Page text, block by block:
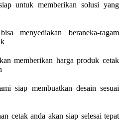
untuk memberikan solusi yang
menyediakan beraneka-ragam
memberikan harga produk cetak
siap membuatkan desain sesuai
cetak anda akan siap selesai tepat